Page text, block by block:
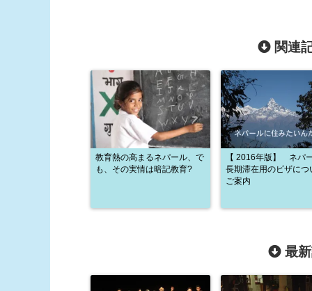
関連
教育熱の高まるネパール、で
も、その実情は暗記教育?
【 2016年版】 ネパ
長期滞在用のビザにつ
ご案内
最